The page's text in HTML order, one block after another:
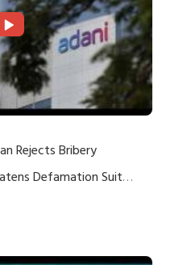
Rejects Bribery
Defamation Suit